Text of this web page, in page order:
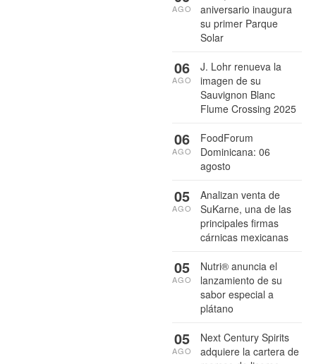
aniversario inaugura
su primer Parque
Solar
AGO
J. Lohr renueva la
imagen de su
Sauvignon Blanc
Flume Crossing 2025
06
AGO
FoodForum
Dominicana: 06
agosto
06
AGO
Analizan venta de
SuKarne, una de las
principales firmas
cárnicas mexicanas
05
AGO
Nutri® anuncia el
lanzamiento de su
sabor especial a
plátano
05
AGO
Next Century Spirits
adquiere la cartera de
05
AGO